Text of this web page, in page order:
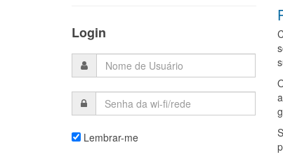
Login
Lembrar-me